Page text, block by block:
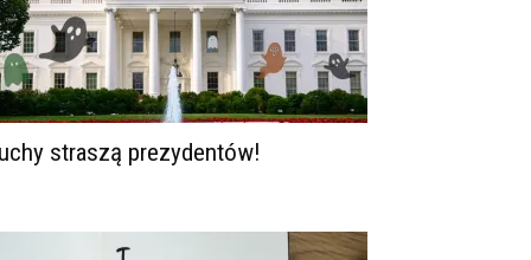
straszą prezydentów!